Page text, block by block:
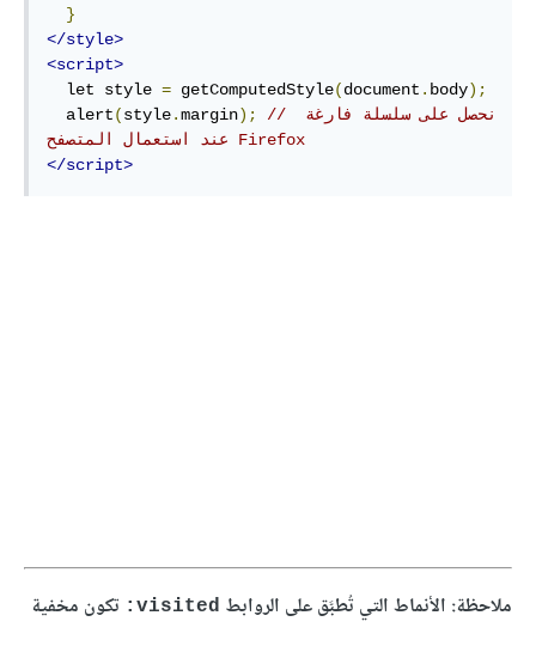
}
</style>
<script>
  let style
= getComputedStyle(document . body);
  alert
(style.margin);
// نحصل على سلسلة فارغة
عند استعمال المتصفح Firefox
</script>
ملاحظة: الأنماط التي تُطبَّق على الروابط ‎:visited تكون مخفية